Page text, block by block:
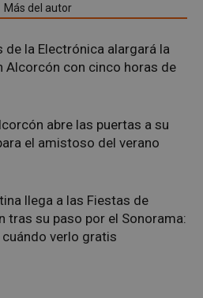
Más del autor
de la Electrónica alargará la
Alcorcón con cinco horas de
abre las puertas a su
el amistoso del verano
llega a las Fiestas de
tras su paso por el Sonorama:
cuándo verlo gratis
Amazon.com
embed.bsky.app
1 semana